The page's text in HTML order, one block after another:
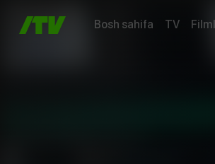
Bosh sahifa TV